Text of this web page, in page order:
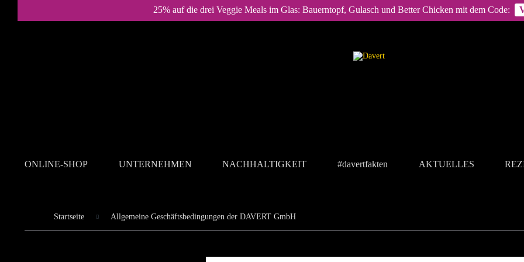
25% auf die drei Veggie Meals im Glas: Bauerntopf, Gulasch und Better Chicken mit dem Code:
ONLINE-SHOP UNTERNEHMEN NACHHALTIGKEIT #davertfakten AKTUELLES
Startseite Allgemeine Geschäftsbedingungen der DAVERT GmbH